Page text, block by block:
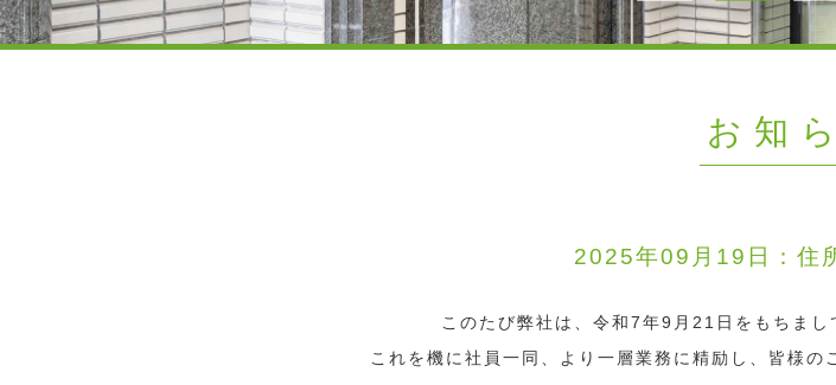
お知
2025年09月19日： 住
このたび弊社は、令和7年9月21日をもちまし
これを機に社員一同、より一層業務に精励し、皆様の